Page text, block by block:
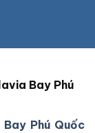
Bay Phú
Phú Quốc